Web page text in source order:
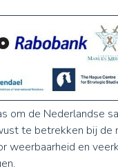
om de Nederlandse
te betrekken bij de
weerbaarheid en